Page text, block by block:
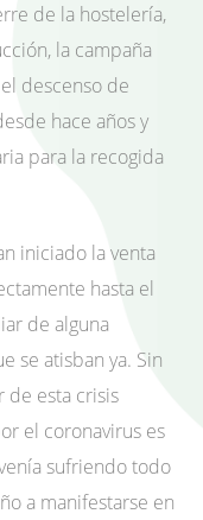
de la hostelería,
la campaña
descenso de
hace años y
para la recogida
iniciado la venta
hasta el
de alguna
se atisban ya. Sin
de esta crisis
el coronavirus es
sufriendo todo
a manifestarse en